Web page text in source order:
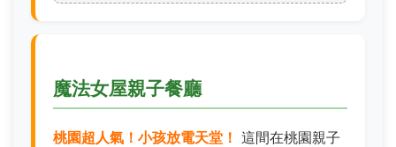
魔法女屋親子餐廳
桃園超人氣！小孩放電天堂！ 這間在桃園親子